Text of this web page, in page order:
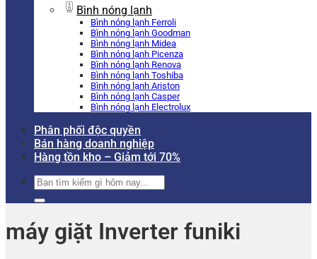
Bình nóng lạnh
Bình nóng lạnh Ferroli
Bình nóng lạnh Goodman
Bình nóng lạnh Midea
Bình nóng lạnh Picenza
Bình nóng lạnh Renova
Bình nóng lạnh Toshiba
Bình nóng lạnh Ariston
Bình nóng lạnh Casper
Bình nóng lạnh Electrolux
Phân phối độc quyền
Bán hàng doanh nghiệp
Hàng tồn kho – Giảm tới 70%
Tìm
kiếm:
máy giặt Inverter funiki